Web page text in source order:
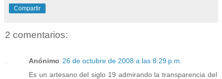
Compartir
2 comentarios:
Anónimo 26 de octubre de 2008 a las 8:29 p.m.
Es un artesano del siglo 19 admirando la transparencia del